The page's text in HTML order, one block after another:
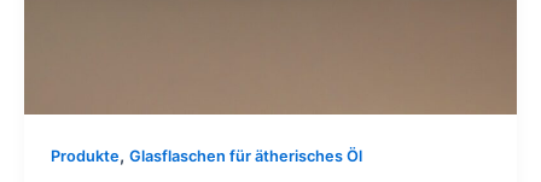
Produkte, Glasflaschen für ätherisches Öl